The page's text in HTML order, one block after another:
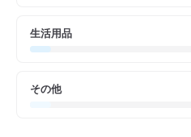
生活用品
その他